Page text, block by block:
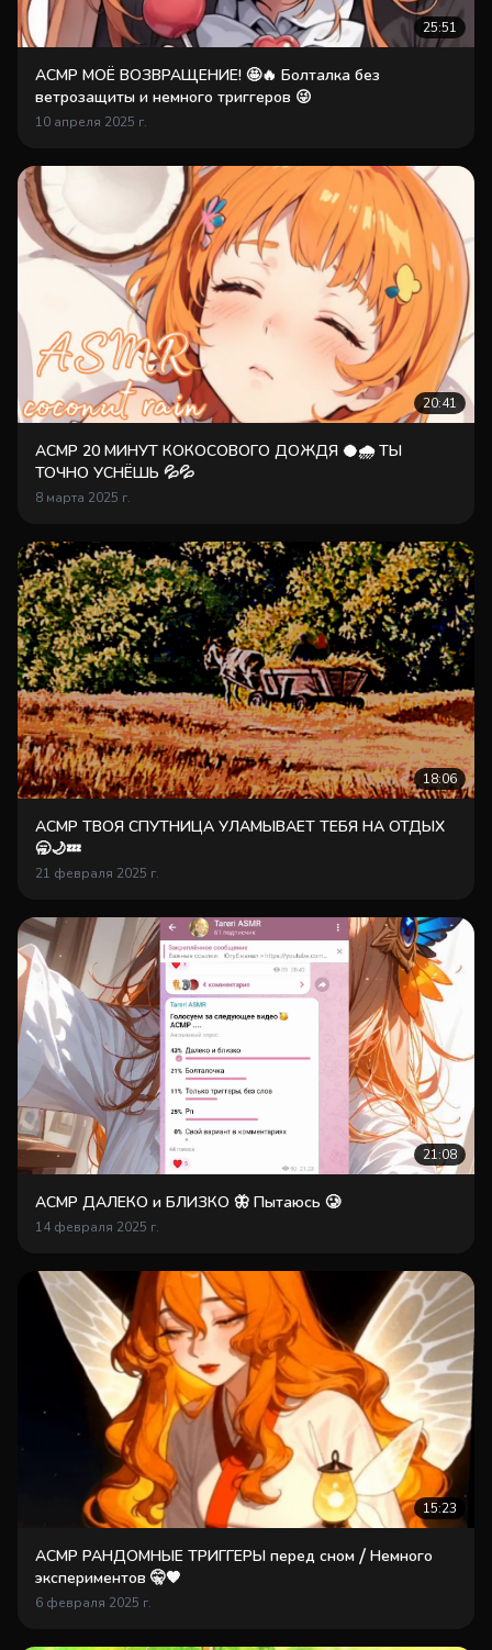
25:51
АСМР МОЁ ВОЗВРАЩЕНИЕ! 🤩🔥 Болталка без
ветрозащиты и немного триггеров 😜
10 апреля 2025 г.
20:41
АСМР 20 МИНУТ КОКОСОВОГО ДОЖДЯ 🥥🌧 ТЫ
ТОЧНО УСНЁШЬ 💦💦
8 марта 2025 г.
18:06
АСМР ТВОЯ СПУТНИЦА УЛАМЫВАЕТ ТЕБЯ НА ОТДЫХ
🥱🌙💤
21 февраля 2025 г.
21:08
АСМР ДАЛЕКО и БЛИЗКО 🦋 Пытаюсь 🥲
14 февраля 2025 г.
15:23
АСМР РАНДОМНЫЕ ТРИГГЕРЫ перед сном ⧸ Немного
экспериментов 🤫🧡
6 февраля 2025 г.